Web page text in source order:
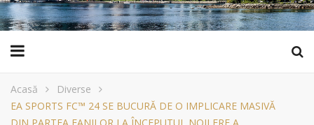
Acasă
Diverse
EA SPORTS FC™ 24 SE BUCURĂ DE O IMPLICARE MASIVĂ
DIN PARTEA FANILOR LA ÎNCEPUTUL NOII ERE A